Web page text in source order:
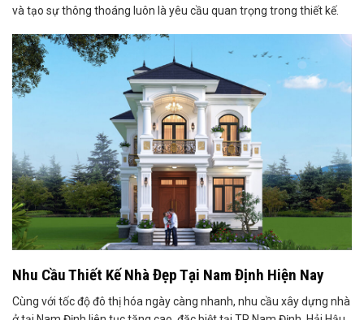
và tạo sự thông thoáng luôn là yêu cầu quan trọng trong thiết kế.
Nhu Cầu Thiết Kế Nhà Đẹp Tại Nam Định Hiện Nay
Cùng với tốc độ đô thị hóa ngày càng nhanh, nhu cầu xây dựng nhà